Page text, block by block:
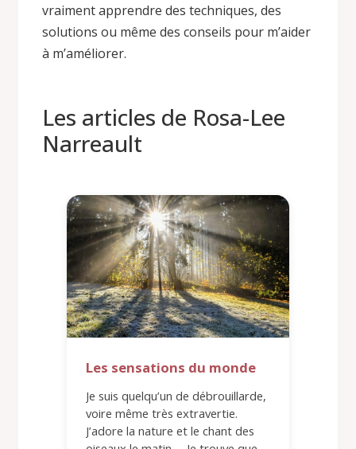
vraiment apprendre des techniques, des
solutions ou même des conseils pour m’aider
à m’améliorer.
Les articles de Rosa-Lee
Narreault
Les sensations du monde
Je suis quelqu’un de débrouillarde,
voire même très extravertie.
J’adore la nature et le chant des